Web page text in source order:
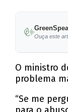
Ouça este
O ministro
problema
“Se me